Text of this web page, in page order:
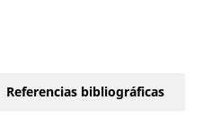
Referencias bibliográficas